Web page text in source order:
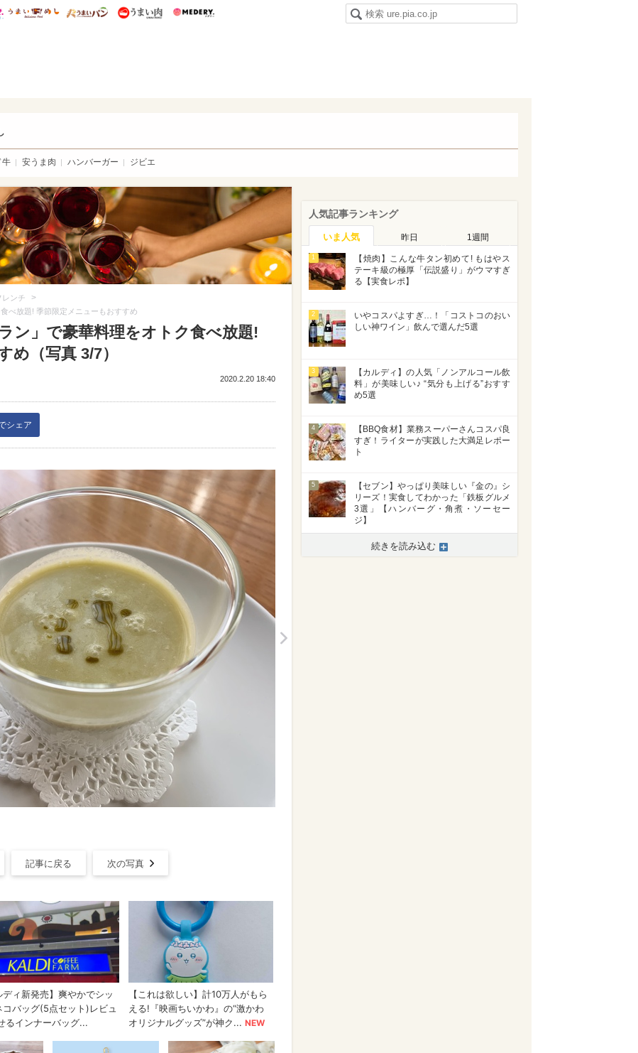
総研 ディズニー特集
mimot. うまいめし うまいパン うまい肉
牛 安うま肉 ハンバーガー ジビエ
レンチ >
べ放題! 季節限定メニューもおすすめ
ン」で豪華料理をオトク食べ放題!
め（写真 3/7）
2020.2.20 18:40
シェア
記事に戻る 次の写真
人気記事ランキング
いま人気 昨日 1週間
1
【焼肉】こんな牛タン初めて! もはやス
テーキ級の極厚「伝説盛り」がウマすぎ
る【実食レポ】
2
いやコスパよすぎ…！「コストコのおい
しい神ワイン」飲んで選んだ5選
3
【カルディ】の人気「ノンアルコール飲
料」が美味しい♪ “気分も上げる”おすす
め5選
4
【BBQ食材】業務スーパーさんコスパ良
すぎ！ライターが実践した大満足レポー
ト
5
【セブン】やっぱり美味しい『金の』シ
リーズ！実食してわかった「鉄板グルメ
3選」【ハンバーグ・角煮・ソーセー
ジ】
続きを読み込む